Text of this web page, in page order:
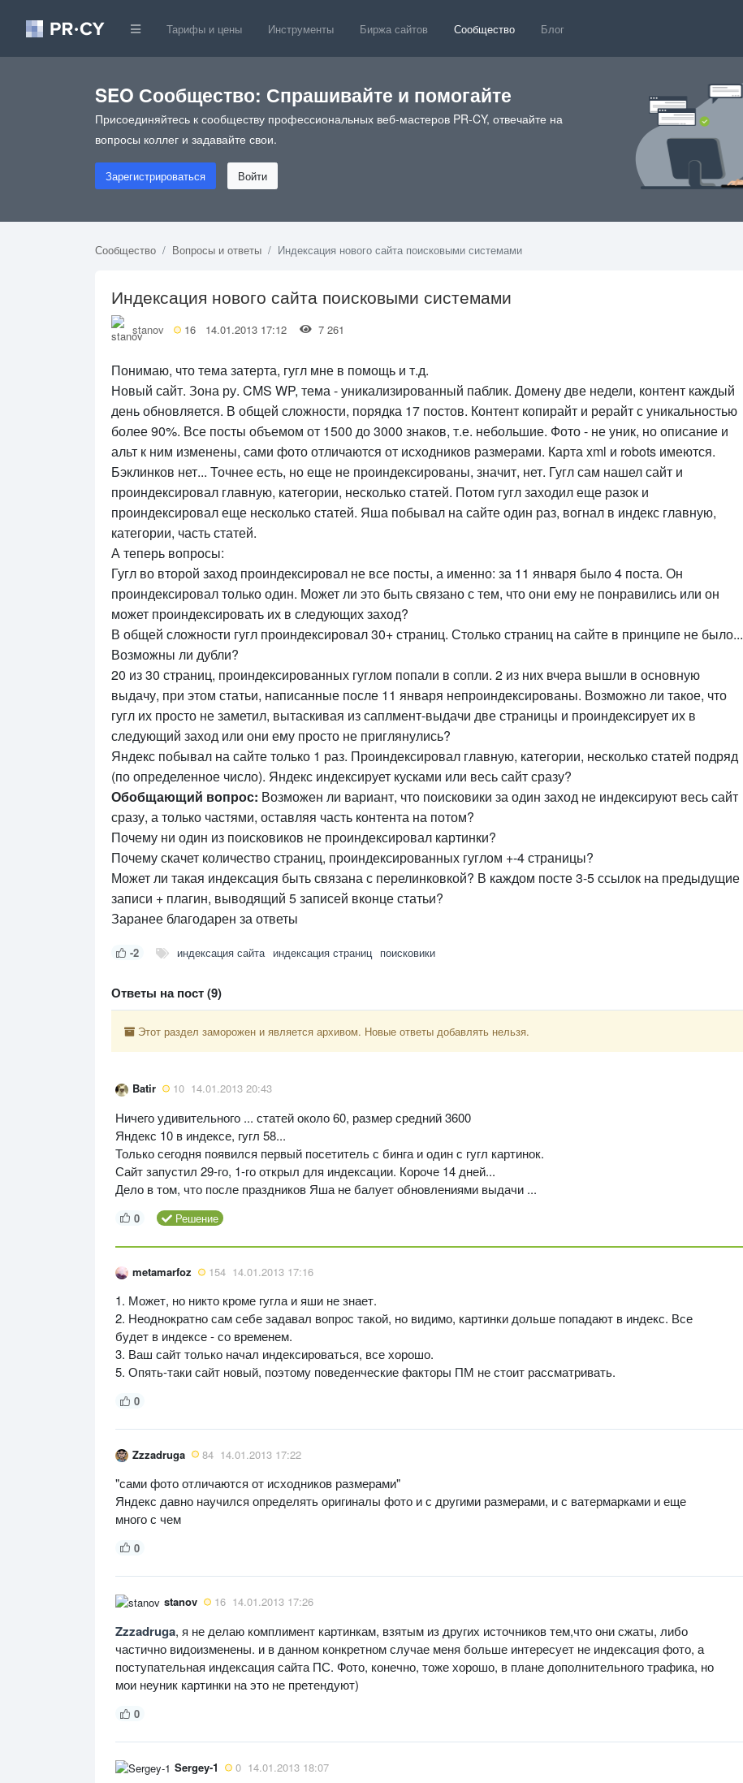
Тарифы и цены Инструменты Биржа сайтов Сообщество Блог
SEO Сообщество: Спрашивайте и помогайте
Присоединяйтесь к сообществу профессиональных веб-мастеров PR-CY, отвечайте на
вопросы коллег и задавайте свои.
Зарегистрироваться Войти
Сообщество Вопросы и ответы Индексация нового сайта поисковыми системами
Индексация нового сайта поисковыми системами
stanov 16 14.01.2013 17:12 7 261
Понимаю, что тема затерта, гугл мне в помощь и т.д.
Новый сайт. Зона ру. CMS WP, тема - уникализированный паблик. Домену две недели, контент каждый
день обновляется. В общей сложности, порядка 17 постов. Контент копирайт и рерайт с уникальностью
более 90%. Все посты объемом от 1500 до 3000 знаков, т.е. небольшие. Фото - не уник, но описание и
альт к ним изменены, сами фото отличаются от исходников размерами. Карта xml и robots имеются.
Бэклинков нет... Точнее есть, но еще не проиндексированы, значит, нет. Гугл сам нашел сайт и
проиндексировал главную, категории, несколько статей. Потом гугл заходил еще разок и
проиндексировал еще несколько статей. Яша побывал на сайте один раз, вогнал в индекс главную,
категории, часть статей.
А теперь вопросы:
Гугл во второй заход проиндексировал не все посты, а именно: за 11 января было 4 поста. Он
проиндексировал только один. Может ли это быть связано с тем, что они ему не понравились или он
может проиндексировать их в следующих заход?
В общей сложности гугл проиндексировал 30+ страниц. Столько страниц на сайте в принципе не было...
Возможны ли дубли?
20 из 30 страниц, проиндексированных гуглом попали в сопли. 2 из них вчера вышли в основную
выдачу, при этом статьи, написанные после 11 января непроиндексированы. Возможно ли такое, что
гугл их просто не заметил, вытаскивая из саплмент-выдачи две страницы и проиндексирует их в
следующий заход или они ему просто не приглянулись?
Яндекс побывал на сайте только 1 раз. Проиндексировал главную, категории, несколько статей подряд
(по определенное число). Яндекс индексирует кусками или весь сайт сразу?
Обобщающий вопрос: Возможен ли вариант, что поисковики за один заход не индексируют весь сайт
сразу, а только частями, оставляя часть контента на потом?
Почему ни один из поисковиков не проиндексировал картинки?
Почему скачет количество страниц, проиндексированных гуглом +-4 страницы?
Может ли такая индексация быть связана с перелинковкой? В каждом посте 3-5 ссылок на предыдущие
записи + плагин, выводящий 5 записей вконце статьи?
Заранее благодарен за ответы
-2 индексация сайта индексация страниц поисковики
Ответы на пост (9)
Этот раздел заморожен и является архивом. Новые ответы добавлять нельзя.
Batir 10 14.01.2013 20:43
Ничего удивительного ... статей около 60, размер средний 3600
Яндекс 10 в индексе, гугл 58...
Только сегодня появился первый посетитель с бинга и один с гугл картинок.
Сайт запустил 29-го, 1-го открыл для индексации. Короче 14 дней...
Дело в том, что после праздников Яша не балует обновлениями выдачи ...
0 Решение
metamarfoz 154 14.01.2013 17:16
1. Может, но никто кроме гугла и яши не знает.
2. Неоднократно сам себе задавал вопрос такой, но видимо, картинки дольше попадают в индекс. Все
будет в индексе - со временем.
3. Ваш сайт только начал индексироваться, все хорошо.
5. Опять-таки сайт новый, поэтому поведенческие факторы ПМ не стоит рассматривать.
0
Zzzadruga 84 14.01.2013 17:22
"сами фото отличаются от исходников размерами"
Яндекс давно научился определять оригиналы фото и с другими размерами, и с ватермарками и еще
много с чем
0
stanov 16 14.01.2013 17:26
Zzzadruga, я не делаю комплимент картинкам, взятым из других источников тем,что они сжаты, либо
частично видоизменены. и в данном конкретном случае меня больше интересует не индексация фото, а
поступательная индексация сайта ПС. Фото, конечно, тоже хорошо, в плане дополнительного трафика, но
мои неуник картинки на это не претендуют)
0
Sergey-1 0 14.01.2013 18:07